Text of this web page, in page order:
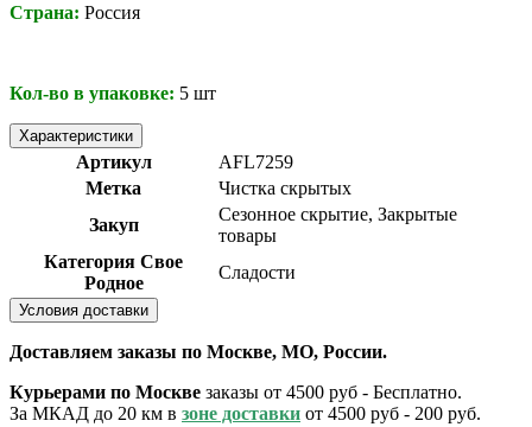
Страна: Россия
Кол-во в упаковке: 5 шт
Характеристики
Артикул
AFL7259
Метка
Чистка скрытых
Закуп
Сезонное скрытие, Закрытые
товары
Категория Свое
Родное
Сладости
Условия доставки
Доставляем заказы по Москве, МО, России.
Курьерами по Москве заказы от 4500 руб - Бесплатно.
За МКАД до 20 км в зоне доставки от 4500 руб - 200 руб.